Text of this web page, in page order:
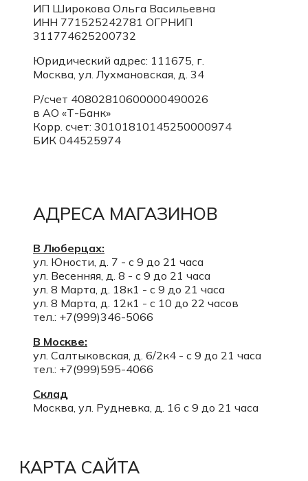
ИП Широкова Ольга Васильевна
ИНН 771525242781 ОГРНИП
311774625200732
Юридический адрес: 111675, г.
Москва, ул. Лухмановская, д. 34
Р/счет 40802810600000490026
в АО «Т-Банк»
Корр. счет: 30101810145250000974
БИК 044525974
АДРЕСА МАГАЗИНОВ
В Люберцах:
ул. Юности, д. 7 - с 9 до 21 часа
ул. Весенняя, д. 8 - с 9 до 21 часа
ул. 8 Марта, д. 18к1 - с 9 до 21 часа
ул. 8 Марта, д. 12к1 - с 10 до 22 часов
тел.: +7(999)346-5066
В Москве:
ул. Салтыковская, д. 6/2к4 - с 9 до 21 часа
тел.: +7(999)595-4066
Склад
Москва, ул. Рудневка, д. 16 с 9 до 21 часа
КАРТА САЙТА